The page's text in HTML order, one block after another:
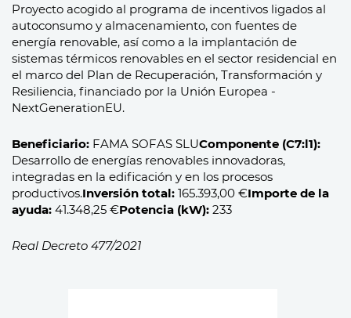
Proyecto acogido al programa de incentivos ligados al
autoconsumo y almacenamiento, con fuentes de
energía renovable, así como a la implantación de
sistemas térmicos renovables en el sector residencial en
el marco del Plan de Recuperación, Transformación y
Resiliencia, financiado por la Unión Europea -
NextGenerationEU.
Beneficiario: FAMA SOFAS SLUComponente (C7:l1):
Desarrollo de energías renovables innovadoras,
integradas en la edificación y en los procesos
productivos.Inversión total: 165.393,00 €Importe de la
ayuda: 41.348,25 €Potencia (kW): 233
Real Decreto 477/2021